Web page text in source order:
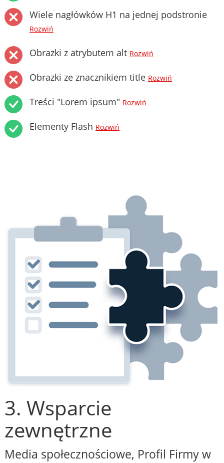
Wiele nagłówków H1 na jednej podstronie
Rozwiń
Obrazki z atrybutem alt Rozwiń
Obrazki ze znacznikiem title Rozwiń
Treści "Lorem ipsum" Rozwiń
Elementy Flash Rozwiń
3. Wsparcie
zewnętrzne
Media społecznościowe, Profil Firmy w